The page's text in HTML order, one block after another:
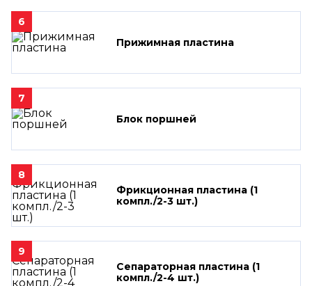
6
Прижимная пластина
7
Блок поршней
8
Фрикционная пластина (1
компл./2-3 шт.)
9
Сепараторная пластина (1
компл./2-4 шт.)